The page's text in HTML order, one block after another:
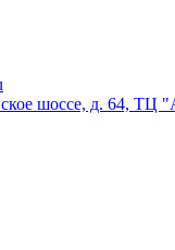
шоссе, д. 64, ТЦ